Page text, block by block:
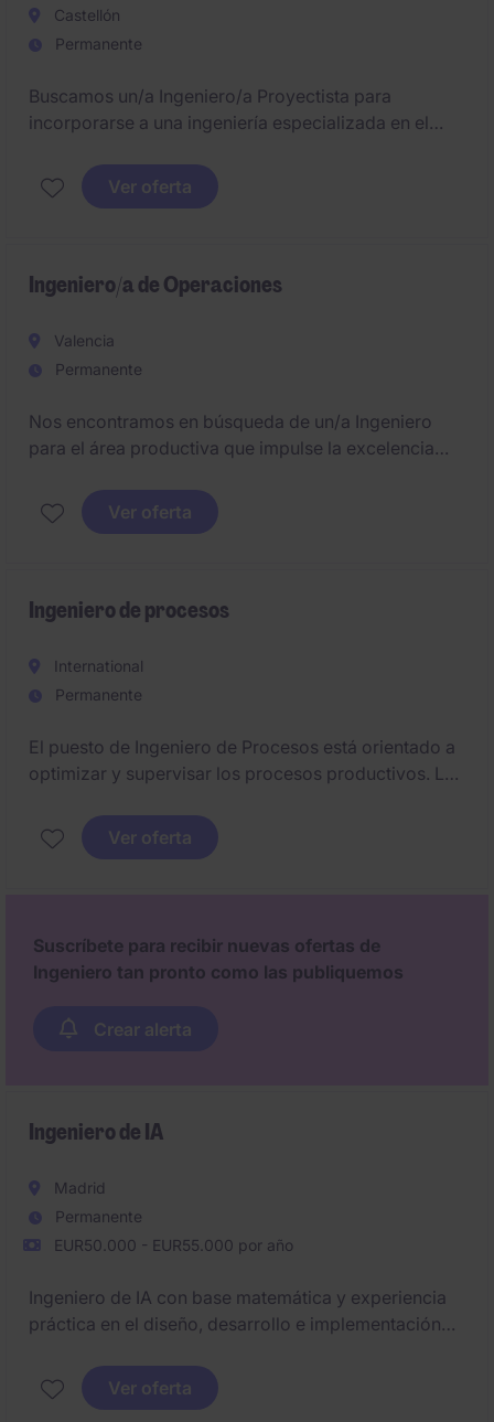
Castellón
Permanente
Buscamos un/a Ingeniero/a Proyectista para
incorporarse a una ingeniería especializada en el
industriales.Ver oferta
Ingeniero/a de Operaciones
Valencia
Permanente
Nos encontramos en búsqueda de un/a Ingeniero
para el área productiva que impulse la excelencia
continua en nuestras operaciones.
Ver oferta
Ingeniero de procesos
International
Permanente
El puesto de Ingeniero de Procesos está orientado a
optimizar y supervisar los procesos productivos. La
eficiencia y calidad en las operaciones de la planta
en Mijas.
Ver oferta
Suscríbete para recibir nuevas ofertas de
Ingeniero tan pronto como las publiquemos
Crear alerta
Ingeniero de IA
Madrid
Permanente
EUR50.000 - EUR55.000 por año
Ingeniero de IA con base matemática y experiencia
práctica en el diseño, desarrollo e implementación
modelos de lenguaje (LLMs), arquitecturas
escalables y desarrollo de sistemas inteligentes
Ver oferta